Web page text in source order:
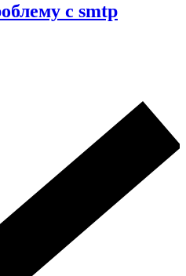
с smtp